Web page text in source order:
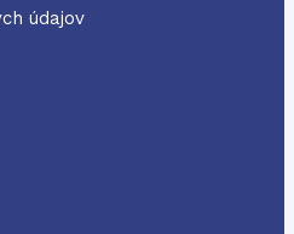
údajov